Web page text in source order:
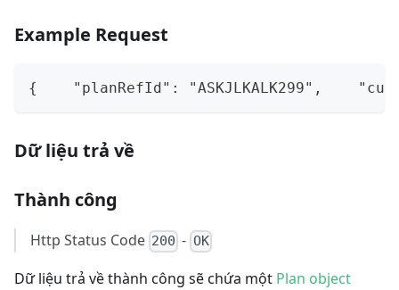
Example Request
{    "planRefId": "ASKJLKALK299",
Dữ liệu trả về
Thành công
Http Status Code 200 - OK
Dữ liệu trả về thành công sẽ chứa một Plan object